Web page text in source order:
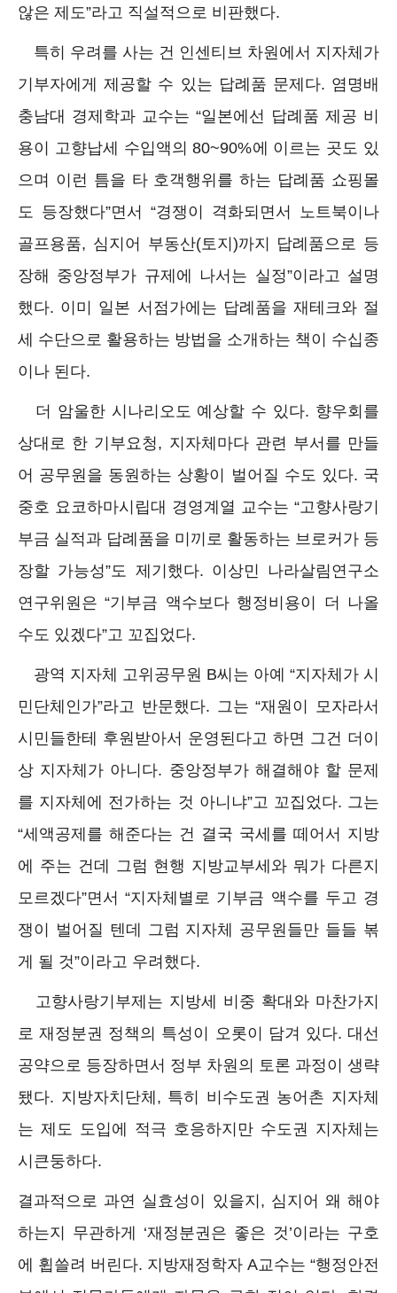
않은 제도”라고 직설적으로 비판했다.
특히 우려를 사는 건 인센티브 차원에서 지자체가
기부자에게 제공할 수 있는 답례품 문제다. 염명배
충남대 경제학과 교수는 “일본에선 답례품 제공 비
용이 고향납세 수입액의 80~90%에 이르는 곳도 있
으며 이런 틈을 타 호객행위를 하는 답례품 쇼핑몰
도 등장했다”면서 “경쟁이 격화되면서 노트북이나
골프용품, 심지어 부동산(토지)까지 답례품으로 등
장해 중앙정부가 규제에 나서는 실정”이라고 설명
했다. 이미 일본 서점가에는 답례품을 재테크와 절
세 수단으로 활용하는 방법을 소개하는 책이 수십종
이나 된다.
더 암울한 시나리오도 예상할 수 있다. 향우회를
상대로 한 기부요청, 지자체마다 관련 부서를 만들
어 공무원을 동원하는 상황이 벌어질 수도 있다. 국
중호 요코하마시립대 경영계열 교수는 “고향사랑기
부금 실적과 답례품을 미끼로 활동하는 브로커가 등
장할 가능성”도 제기했다. 이상민 나라살림연구소
연구위원은 “기부금 액수보다 행정비용이 더 나올
수도 있겠다”고 꼬집었다.
광역 지자체 고위공무원 B씨는 아예 “지자체가 시
민단체인가”라고 반문했다. 그는 “재원이 모자라서
시민들한테 후원받아서 운영된다고 하면 그건 더이
상 지자체가 아니다. 중앙정부가 해결해야 할 문제
를 지자체에 전가하는 것 아니냐”고 꼬집었다. 그는
“세액공제를 해준다는 건 결국 국세를 떼어서 지방
에 주는 건데 그럼 현행 지방교부세와 뭐가 다른지
모르겠다”면서 “지자체별로 기부금 액수를 두고 경
쟁이 벌어질 텐데 그럼 지자체 공무원들만 들들 볶
게 될 것”이라고 우려했다.
고향사랑기부제는 지방세 비중 확대와 마찬가지
로 재정분권 정책의 특성이 오롯이 담겨 있다. 대선
공약으로 등장하면서 정부 차원의 토론 과정이 생략
됐다. 지방자치단체, 특히 비수도권 농어촌 지자체
는 제도 도입에 적극 호응하지만 수도권 지자체는
시큰둥하다.
결과적으로 과연 실효성이 있을지, 심지어 왜 해야
하는지 무관하게 ‘재정분권은 좋은 것’이라는 구호
에 휩쓸려 버린다. 지방재정학자 A교수는 “행정안전